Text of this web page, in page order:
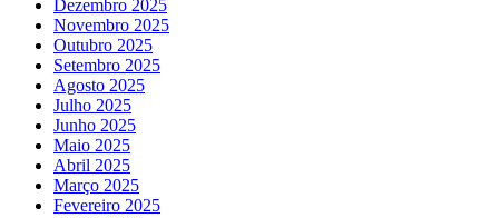
Dezembro 2025
Novembro 2025
Outubro 2025
Setembro 2025
Agosto 2025
Julho 2025
Junho 2025
Maio 2025
Abril 2025
Março 2025
Fevereiro 2025